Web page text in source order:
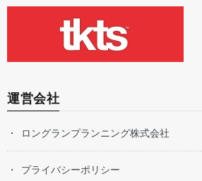
運営会社
ロングランプランニング株式会社
プライバシーポリシー